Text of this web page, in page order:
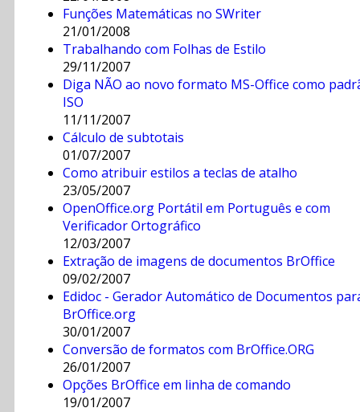
Funções Matemáticas no SWriter
21/01/2008
Trabalhando com Folhas de Estilo
29/11/2007
Diga NÃO ao novo formato MS-Office como
ISO
11/11/2007
Cálculo de subtotais
01/07/2007
Como atribuir estilos a teclas de atalho
23/05/2007
OpenOffice.org Portátil em Português e com
Verificador Ortográfico
12/03/2007
Extração de imagens de documentos BrOffice
09/02/2007
Edidoc - Gerador Automático de Documentos
BrOffice.org
30/01/2007
Conversão de formatos com BrOffice.ORG
26/01/2007
Opções BrOffice em linha de comando
19/01/2007